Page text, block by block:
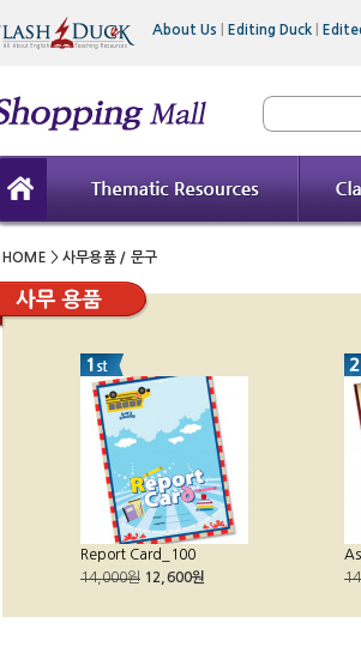
About Us Editing Duck
HOME > 사무용품 / 문구
Report Card_100
14,000원 12,600원